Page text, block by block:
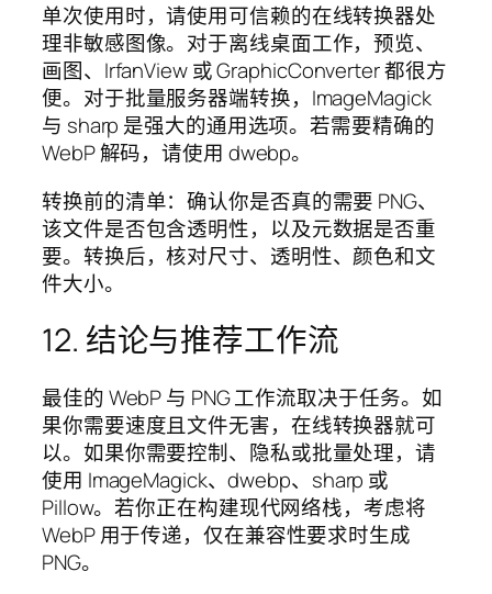
单次使用时，请使用可信赖的在线转换器处
理非敏感图像。对于离线桌面工作，预览、
画图、IrfanView 或 GraphicConverter 都很方
便。对于批量服务器端转换，ImageMagick
与 sharp 是强大的通用选项。若需要精确的
WebP 解码，请使用 dwebp。
转换前的清单：确认你是否真的需要 PNG、
该文件是否包含透明性，以及元数据是否重
要。转换后，核对尺寸、透明性、颜色和文
件大小。
12. 结论与推荐工作流
最佳的 WebP 与 PNG 工作流取决于任务。如
果你需要速度且文件无害，在线转换器就可
以。如果你需要控制、隐私或批量处理，请
使用 ImageMagick、dwebp、sharp 或
Pillow。若你正在构建现代网络栈，考虑将
WebP 用于传递，仅在兼容性要求时生成
PNG。